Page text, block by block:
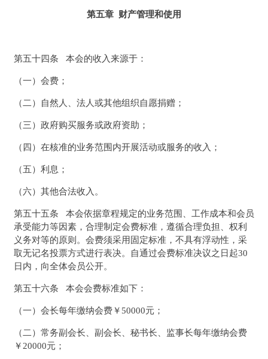
第五章 财产管理和使用
第五十四条 本会的收入来源于：
（一）会费；
（二）自然人、法人或其他组织自愿捐赠；
（三）政府购买服务或政府资助；
（四）在核准的业务范围内开展活动或服务的收入；
（五）利息；
（六）其他合法收入。
第五十五条 本会依据章程规定的业务范围、工作成本和会员
承受能力等因素，合理制定会费标准，遵循合理负担、权利
义务对等的原则。会费须采用固定标准，不具有浮动性，采
取无记名投票方式进行表决。自通过会费标准决议之日起30
日内，向全体会员公开。
第五十六条 本会会费标准如下：
（一）会长每年缴纳会费￥50000元；
（二）常务副会长、副会长、秘书长、监事长每年缴纳会费
￥20000元；